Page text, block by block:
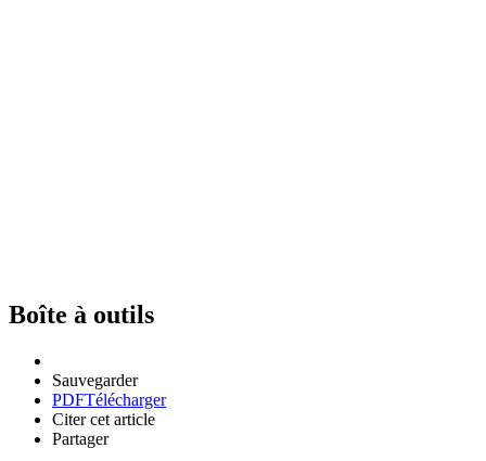
Boîte à outils
Sauvegarder
PDFTélécharger
Citer cet article
Partager